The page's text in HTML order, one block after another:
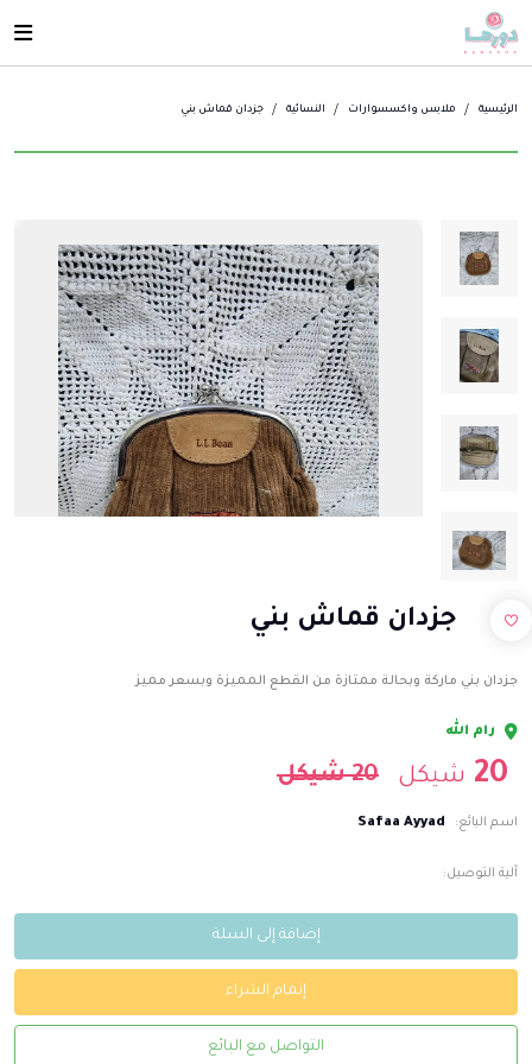
الرئيسية ملابس واكسسوارات النسائية جزدان قماش بني
جزدان قماش بني
جزدان بني ماركة وبحالة ممتازة من القطع المميزة وبسعر مميز
رام الله
20 شيكل 20 شيكل
اسم البائع: Safaa Ayyad
آلية التوصيل:
إضافة إلى السلة
إتمام الشراء
التواصل مع البائع